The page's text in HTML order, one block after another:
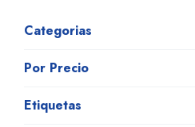
Categorias
Por Precio
Etiquetas